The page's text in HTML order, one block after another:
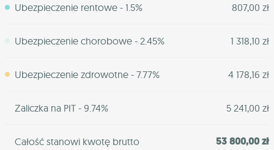
Ubezpieczenie rentowe - 1.5% 807,00 zł
Ubezpieczenie chorobowe - 2.45% 1 318,10 zł
Ubezpieczenie zdrowotne - 7.77% 4 178,16 zł
Zaliczka na PIT - 9.74% 5 241,00 zł
Całość stanowi kwotę brutto 53 800,00 zł